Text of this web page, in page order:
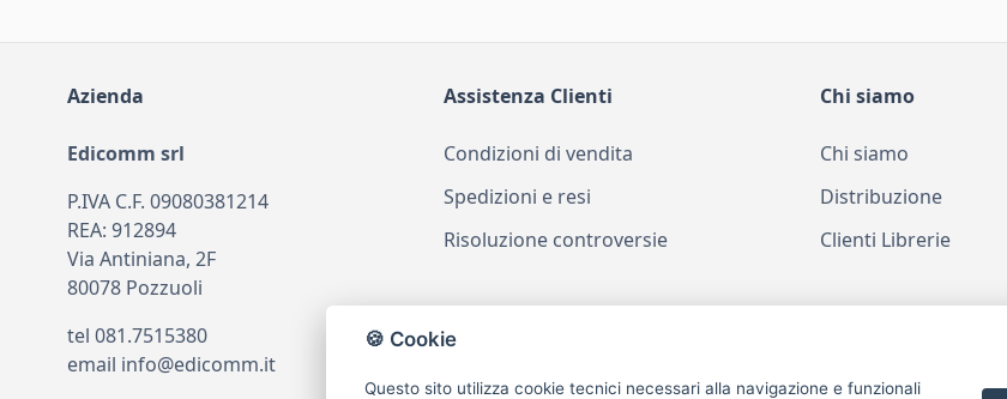
Azienda
Edicomm srl
P.IVA C.F. 09080381214
REA: 912894
Via Antiniana, 2F
80078 Pozzuoli
tel 081.7515380
email info@edicomm.it
Assistenza Clienti
Condizioni di vendita
Spedizioni e resi
Risoluzione controversie
Chi siamo
Chi siamo
Distribuzione
Clienti Librerie
🍪 Cookie
Questo sito utilizza cookie tecnici necessari alla navigazione e funzionali